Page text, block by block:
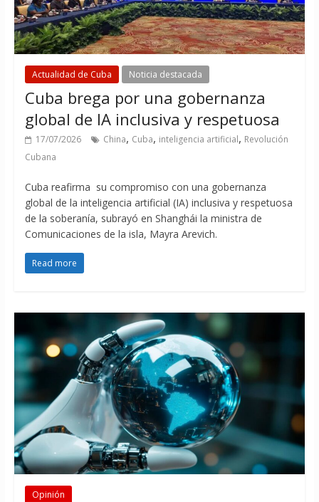
Actualidad de Cuba Noticia destacada
Cuba brega por una gobernanza
global de IA inclusiva y respetuosa
17/07/2026 China, Cuba, inteligencia artificial, Revolución
Cubana
Cuba reafirma su compromiso con una gobernanza
global de la inteligencia artificial (IA) inclusiva y respetuosa
de la soberanía, subrayó en Shanghái la ministra de
Comunicaciones de la isla, Mayra Arevich.
Read more
Opinión